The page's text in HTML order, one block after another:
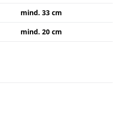
mind. 33 cm
mind. 20 cm